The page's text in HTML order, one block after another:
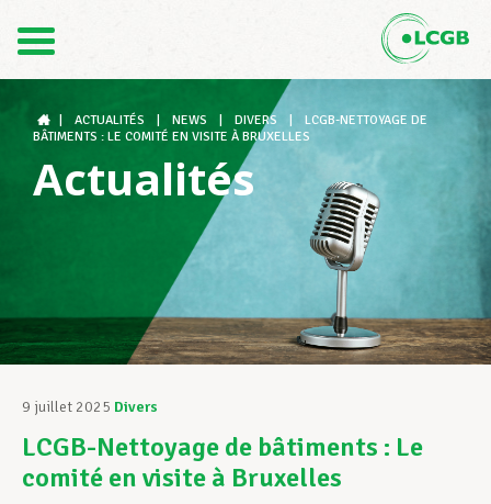
DE
Le LCGB
Structures syndicales
Assistance au Travail
Vos droits
ACTUALITÉS NEWS DIVERS
LCGB-NETTOYAGE DE
BÂTIMENTS : LE COMITÉ EN VISITE À BRUXELLES
Actualités
9 juillet 2025 Divers
LCGB-Nettoyage de bâtiments : Le
comité en visite à Bruxelles